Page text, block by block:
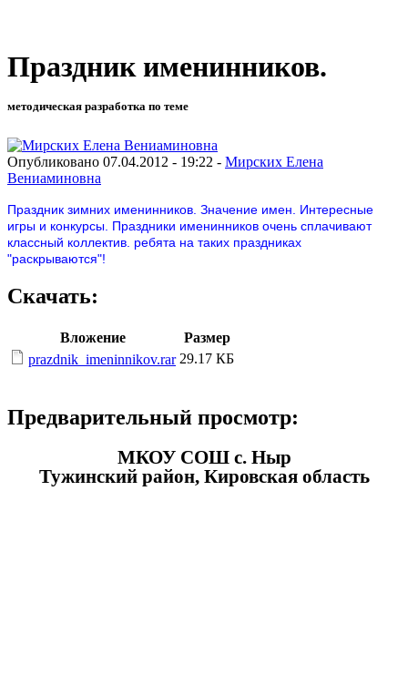
Праздник именинников.
методическая разработка по теме
Опубликовано 07.04.2012 - 19:22 - Мирских Елена
Вениаминовна
Праздник зимних именинников. Значение имен. Интересные
игры и конкурсы. Праздники именинников очень сплачивают
классный коллектив. ребята на таких праздниках
"раскрываются"!
Скачать:
Вложение
Размер
prazdnik_imeninnikov.rar 29.17 КБ
Предварительный просмотр:
МКОУ СОШ с. Ныр
Тужинский район, Кировская область